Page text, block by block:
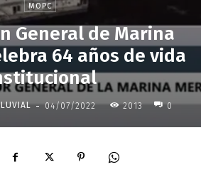
MOPC
General de Marina
64 años de vida
- 04/07/2022 2013 0